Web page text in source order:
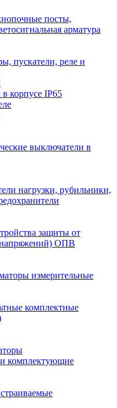
посты,
арматура
пускатели, реле и
корпусе IP65
выключатели в
нагрузки, рубильники,
защиты от
ОПВ
измерительные
комплектные
комплектующие